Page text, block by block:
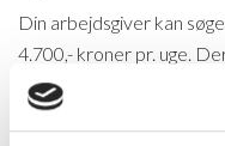
Din arbejdsgiver kan
4.700,- kroner pr. uge.
befordringsgodtgørelse
* priser gælder alle der